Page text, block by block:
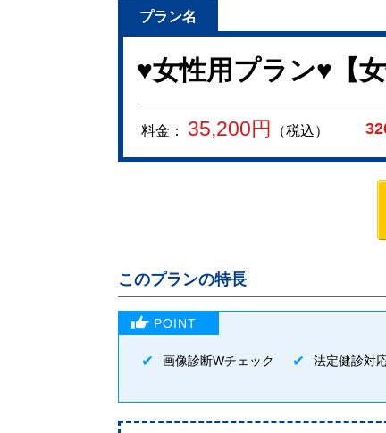
♥女性用プラン♥【
料金： 35,200円 （税込）
このプランの特長
画像診断Wチェック 法定健診対